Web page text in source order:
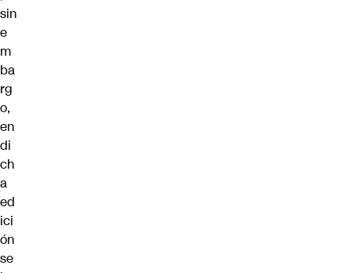
sin
e
m
ba
rg
o,
en
di
ch
a
ed
ici
ón
se